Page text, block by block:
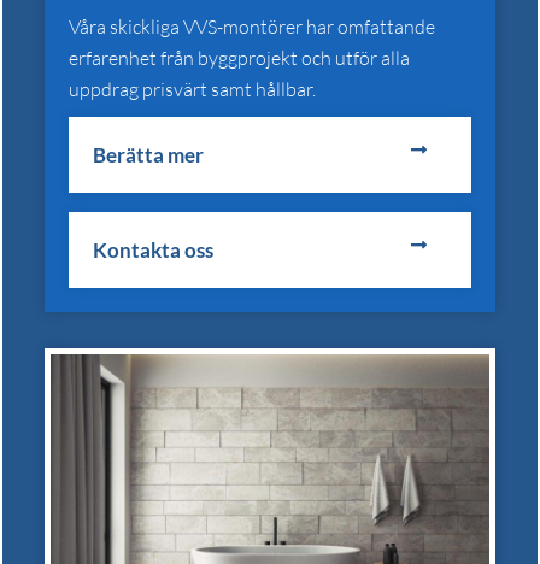
Våra skickliga VVS-montörer har omfattande
erfarenhet från byggprojekt och utför alla
uppdrag prisvärt samt hållbar.
Berätta mer
Kontakta oss